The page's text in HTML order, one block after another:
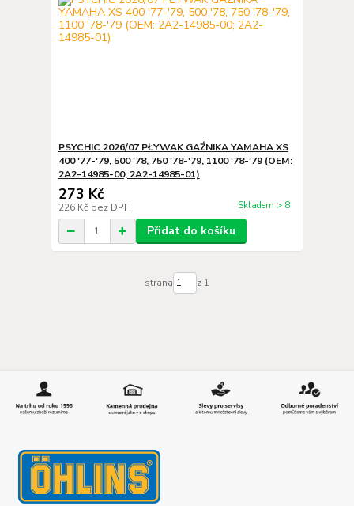
PSYCHIC 2026/07 PŁYWAK GAŹNIKA YAMAHA XS
400 '77-'79, 500 '78, 750 '78-'79, 1100 '78-'79 (OEM:
2A2-14985-00; 2A2-14985-01)
273 Kč
226 Kč bez DPH Skladem > 8
Přidat do košíku
strana z 1